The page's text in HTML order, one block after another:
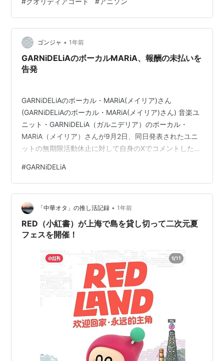
の曲の静かな強さに心が動いた方は、 ぜひ関連作品や主
題歌群もあわせて触れてみてください。 一曲だけでは見
えない輪郭まで、少しずつ深まっていきます。 👉 原曲・
関連はこちらをチェック 🎵 曲情報 -…
ゴンジャ • 1年前
GARNiDELiAのボーカルMARiA、報酬の未払いを
告発
GARNiDELiAのボーカル・MARiA(メイリア)さん
(GARNiDELiAのボーカル・MARiA(メイリア)さん) 音楽ユ
ニット・GARNiDELiA（ガルニデリア）のボーカル・
MARiA（メイリア）さんが9月2日、同日発表されたユニ
ットの無期限活動休止に対して自身のXでコメントした。
文を見る 経緯を振り返る中で、「この数年間 私の活動に
対する対価が所属事務所から正式に支払われていないと
いうことが第三者を通じて発覚しました 時には支払われ
ていないものもあると思います」と報酬の未払いを告
発。 同時期には事務所の社長からのハラスメントも…
#GARNiDELiA
「中華オタ」の推し活記録 • 1年前
RED（小紅書）が上海で島を貸し切って二次元夏
フェスを開催！